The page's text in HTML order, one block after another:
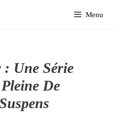
Menu
: Une Série
De